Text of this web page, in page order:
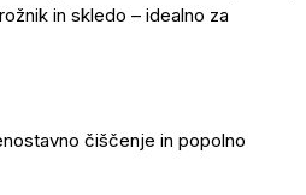
in skledo – idealno za
čiščenje in popolno